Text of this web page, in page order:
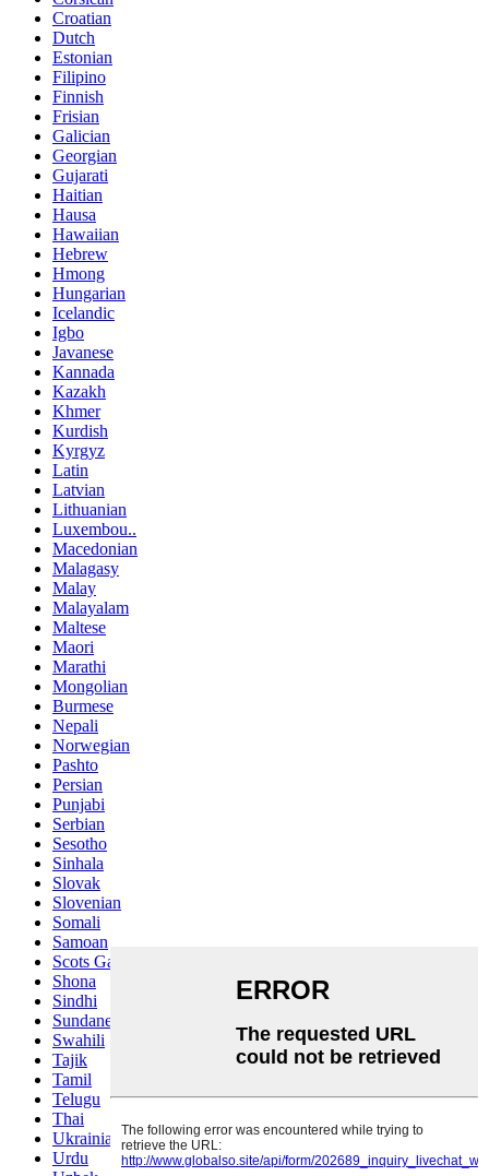
Croatian
Dutch
Estonian
Filipino
Finnish
Frisian
Galician
Georgian
Gujarati
Haitian
Hausa
Hawaiian
Hebrew
Hmong
Hungarian
Icelandic
Igbo
Javanese
Kannada
Kazakh
Khmer
Kurdish
Kyrgyz
Latin
Latvian
Lithuanian
Luxembou..
Macedonian
Malagasy
Malay
Malayalam
Maltese
Maori
Marathi
Mongolian
Burmese
Nepali
Norwegian
Pashto
Persian
Punjabi
Serbian
Sesotho
Sinhala
Slovak
Slovenian
Somali
Samoan
Scots Gaelic
Shona
Sindhi
Sundanese
Swahili
Tajik
Tamil
Telugu
Thai
Ukrainian
Urdu